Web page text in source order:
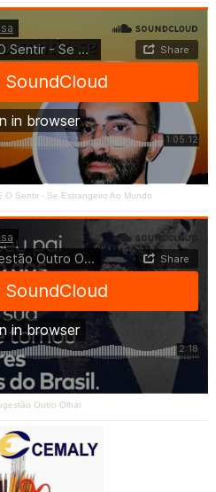
O Sentir - Se Estrangeiro Ao Mundo
Outro Olhar